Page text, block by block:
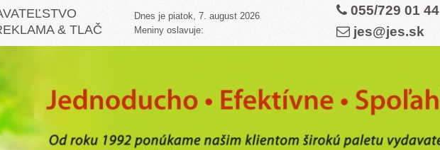
& TLAČ
Dnes je piatok, 7. august 2026
Meniny oslavuje:
055/729 01 44
jes@jes.sk